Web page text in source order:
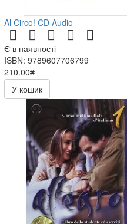
Al Circo! CD Audio
Є в наявності
ISBN: 9789607706799
210.00₴
300.00₴
У кошик